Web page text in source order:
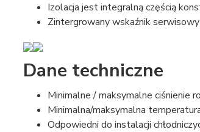
Izolacja jest integralną częścią
Zintergrowany wskaźnik
Dane techniczne
Minimalne / maksymalne ciśnienie
Minimalna/maksymalna
Odpowiedni do instalacji